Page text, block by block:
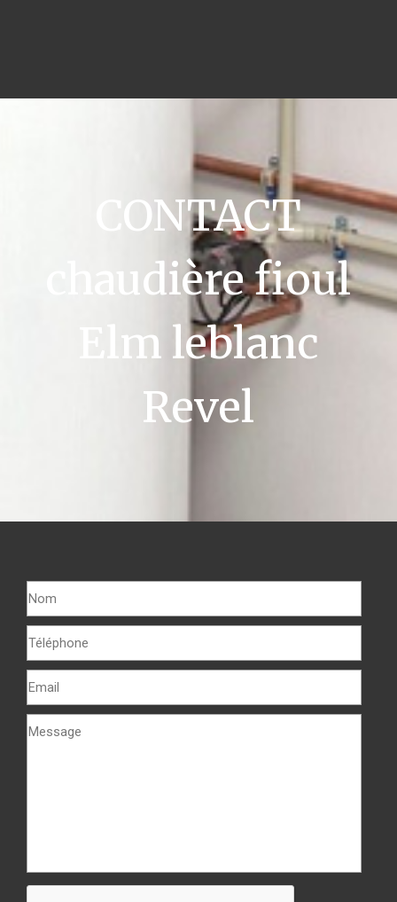
CONTACT
chaudière fioul
Elm leblanc
Revel